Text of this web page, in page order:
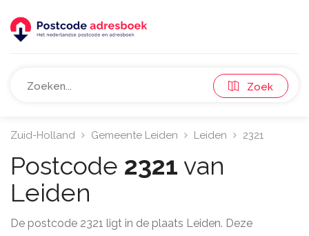
Zoek
Zuid-Holland Gemeente Leiden Leiden 2321
Postcode 2321 van
Leiden
De postcode 2321 ligt in de plaats Leiden. Deze